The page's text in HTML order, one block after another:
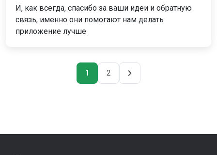
И, как всегда, спасибо за ваши идеи и обратную
связь, именно они помогают нам делать
приложение лучше
Навигация
Страница
1 Страница
2